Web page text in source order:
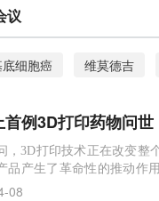
议
细胞癌 维莫德吉
gp120 干扰素
干细胞 脂肪
首例3D打印药物问世
，3D打印技术正在改变整
品产生了革命性的推动作
08